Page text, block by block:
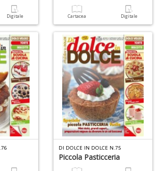
Digitale Cartacea Digitale
DI DOLCE IN DOLCE N.75
Piccola Pasticceria